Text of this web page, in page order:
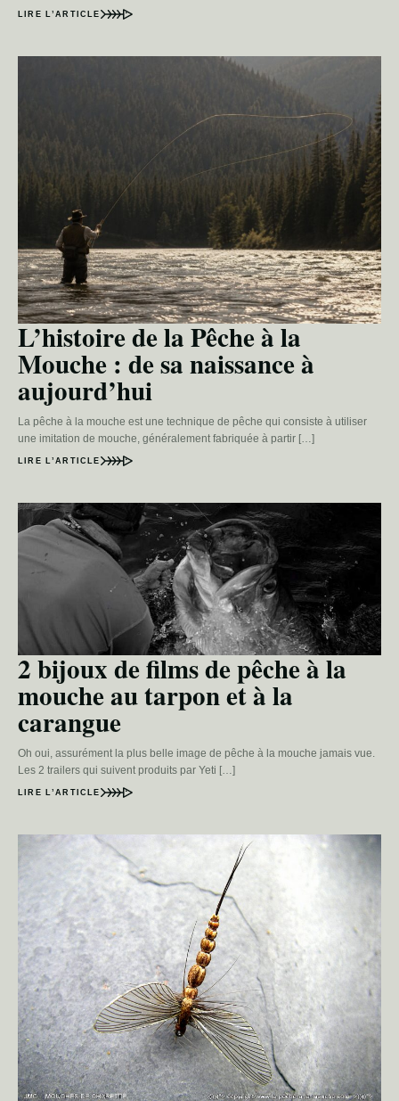
LIRE L’ARTICLE
L’histoire de la Pêche à la
Mouche : de sa naissance à
aujourd’hui
La pêche à la mouche est une technique de pêche qui consiste à utiliser
une imitation de mouche, généralement fabriquée à partir […]
LIRE L’ARTICLE
2 bijoux de films de pêche à la
mouche au tarpon et à la
carangue
Oh oui, assurément la plus belle image de pêche à la mouche jamais vue.
Les 2 trailers qui suivent produits par Yeti […]
LIRE L’ARTICLE